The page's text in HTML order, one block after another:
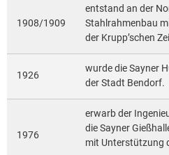
1908/1909
entstand an der
Stahlrahmenbau
der Krupp’schen
1926
wurde die Sayner
der Stadt Bendorf.
1976
erwarb der
die Sayner
mit Unterstützung